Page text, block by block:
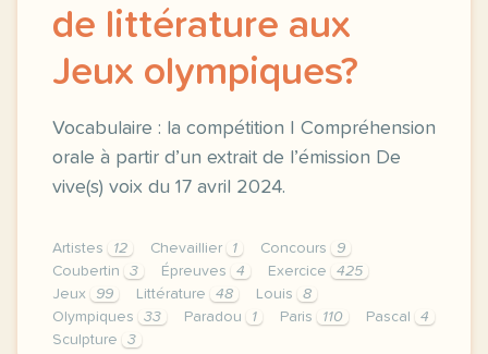
de littérature aux
Jeux olympiques?
Vocabulaire : la compétition | Compréhension
orale à partir d’un extrait de l’émission De
vive(s) voix du 17 avril 2024.
Artistes 12 Chevaillier 1 Concours
9
Coubertin
3 Épreuves 4 Exercice
425
Jeux
99 Littérature 48 Louis
8
Olympiques
33 Paradou 1 Paris 110 Pascal
4
Sculpture
3